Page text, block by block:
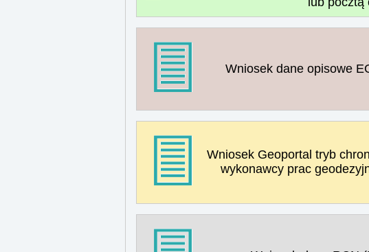
Wniosek dane opisowe
Wniosek Geoportal tryb
wykonawcy prac